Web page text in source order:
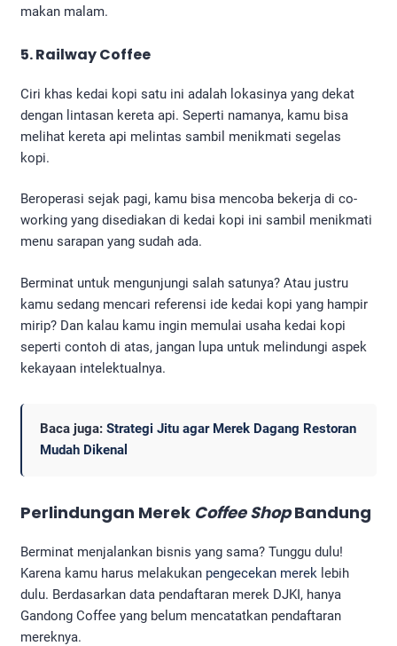
makan malam.
5. Railway Coffee
Ciri khas kedai kopi satu ini adalah lokasinya yang dekat
dengan lintasan kereta api. Seperti namanya, kamu bisa
melihat kereta api melintas sambil menikmati segelas
kopi.
Beroperasi sejak pagi, kamu bisa mencoba bekerja di co-
working yang disediakan di kedai kopi ini sambil menikmati
menu sarapan yang sudah ada.
Berminat untuk mengunjungi salah satunya? Atau justru
kamu sedang mencari referensi ide kedai kopi yang hampir
mirip? Dan kalau kamu ingin memulai usaha kedai kopi
seperti contoh di atas, jangan lupa untuk melindungi aspek
kekayaan intelektualnya.
Baca juga: Strategi Jitu agar Merek Dagang Restoran
Mudah Dikenal
Perlindungan Merek Coffee ShopBandung
Berminat menjalankan bisnis yang sama? Tunggu dulu!
Karena kamu harus melakukan pengecekan merek lebih
dulu. Berdasarkan data pendaftaran merek DJKI, hanya
Gandong Coffee yang belum mencatatkan pendaftaran
mereknya.